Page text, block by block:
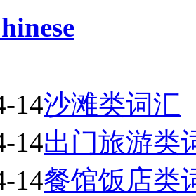
14沙滩类词汇
14出门旅游类
14餐馆饭店类